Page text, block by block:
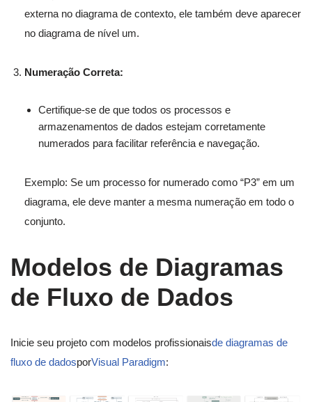
externa no diagrama de contexto, ele também deve aparecer
no diagrama de nível um.
Numeração Correta:
Certifique-se de que todos os processos e
armazenamentos de dados estejam corretamente
numerados para facilitar referência e navegação.
Exemplo: Se um processo for numerado como “P3” em um
diagrama, ele deve manter a mesma numeração em todo o
conjunto.
Modelos de Diagramas
de Fluxo de Dados
Inicie seu projeto com modelos profissionaisde diagramas de
fluxo de dadosporVisual Paradigm: